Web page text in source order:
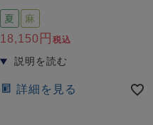
夏 麻
18,150 税込
詳細を見る